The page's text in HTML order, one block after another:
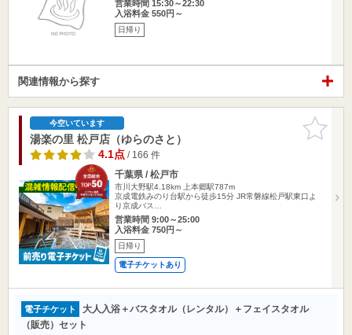
営業時間 15:30～22:30
入浴料金 550円～
日帰り
関連情報から探す
お気に入
りに追加
今空いています
湯楽の里 松戸店（ゆらのさと）
4.1点/ 166 件
千葉県 / 松戸市
市川大野駅4.18km
上本郷駅787m
京成電鉄みのり台駅から徒歩15分 JR常磐線松戸駅東口よ
り京成バス…
営業時間 9:00～25:00
入浴料金 750円～
日帰り
電子チケットあり
電子チケット
大人入浴＋バスタオル（レンタル）＋フェイスタオル
（販売）セット